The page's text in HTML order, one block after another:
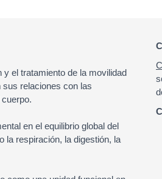
el tratamiento de la movilidad
relaciones con las
en el equilibrio global del
la respiración, la digestión, la